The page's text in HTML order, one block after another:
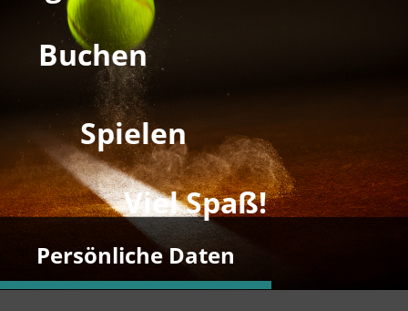
Buchen
Spielen
Viel Spaß!
Persönliche Daten